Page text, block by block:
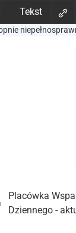
Tekst
Placówka
Dziennego -